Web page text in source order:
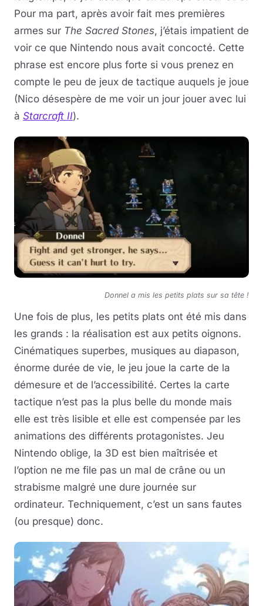
Pour ma part, après avoir fait mes premières
armes sur The Sacred Stones, j’étais impatient de
voir ce que Nintendo nous avait concocté. Cette
phrase est encore plus forte si vous prenez en
compte le peu de jeux de tactique auquels je joue
(Nico désespère de me voir un jour jouer avec lui
à Starcraft II).
Donnel a mis les petits plats sur sa tête !
Une fois de plus, les petits plats ont été mis dans
les grands : la réalisation est aux petits oignons.
Cinématiques superbes, musiques au diapason,
énorme durée de vie, le jeu joue la carte de la
démesure et de l’accessibilité. Certes la carte
tactique n’est pas la plus belle du monde mais
elle est très lisible et elle est compensée par les
animations des différents protagonistes. Jeu
Nintendo oblige, la 3D est bien maîtrisée et
l’option ne me file pas un mal de crâne ou un
strabisme malgré une dure journée sur
ordinateur. Techniquement, c’est un sans fautes
(ou presque) donc.